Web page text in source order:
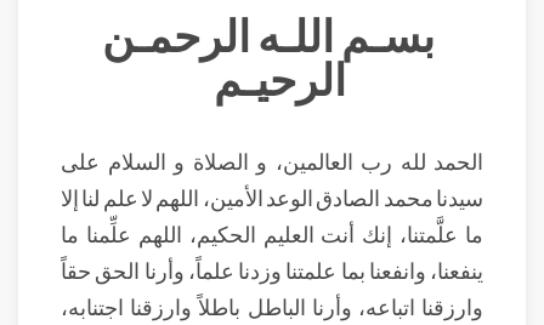
بسـم اللـه الرحمـن
الرحيـم
الحمد لله رب العالمين، و الصلاة و السلام على
سيدنا محمد الصادق الوعد الأمين، اللهم لا علم لنا إلا
ما علَّمتنا، إنك أنت العليم الحكيم، اللهم علِّمنا ما
ينفعنا، وانفعنا بما علمتنا وزدنا علماً، وأرنا الحق حقاً
وارزقنا اتباعه، وأرنا الباطل باطلاً وارزقنا اجتنابه،